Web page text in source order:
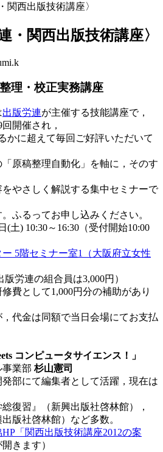
関西出版技術講座〉
・関西出版技術講座〉
理・校正実務講座
出版労連が主催する技能講座で，
開催され，
かに超えて毎回ご好評いただいて
原稿整理自動化」を軸に，そのす
やさしく解説する集中セミナーで
ふるってお申し込みください。
(土) 10:30～16:30（受付開始10:00
ー 5階セミナー室1（大阪府立女性
版労連の組合員は3,000円）
費として1,000円分の補助があり
代金は同額で当日会場にてお支払
コンピュータサイエンス！」
業部 杉山憲司
部にて編集者として活躍，現在は
復習』（新興出版社啓林館），
版社啓林館）など多数。
「関西出版技術講座2012の案
きます）